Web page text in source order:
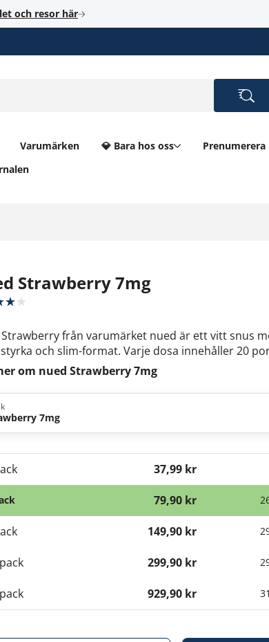
och resor här
Varumärken 💎 Bara hos oss
Prenumerera
Strawberry 7mg
från varumärket nued är ett vitt snus
och slim-format. Varje dosa innehåller 20
om nued Strawberry 7mg
7mg
37,99 kr
79,90 kr
149,90 kr
299,90 kr
929,90 kr